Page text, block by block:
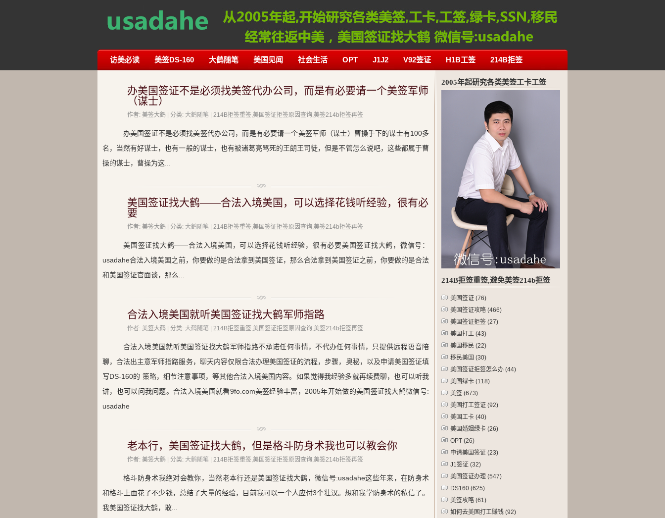
访美必读 美签DS-160 大鹤随笔 美国见闻 社会生活 OPT J1J2 V92签证 H1B工签 214B拒签
办美国签证不是必须找美签代办公司，而是有必要请一个美签军师
（谋士）
作者: 美签大鹤 | 分类: 大鹤随笔 | 214B拒签重签,美国签证拒签原因查询,美签214b拒签再签
办美国签证不是必须找美签代办公司，而是有必要请一个美签军师（谋士）曹操手下的谋士有100多
名，当然有好谋士，也有一般的谋士，也有被诸葛亮骂死的王朗王司徒，但是不管怎么说吧，这些都属于曹
操的谋士，曹操为这...
美国签证找大鹤——合法入境美国，可以选择花钱听经验，很有必
要
作者: 美签大鹤 | 分类: 大鹤随笔 | 214B拒签重签,美国签证拒签原因查询,美签214b拒签再签
美国签证找大鹤——合法入境美国，可以选择花钱听经验，很有必要美国签证找大鹤，微信号：
usadahe合法入境美国之前，你要做的是合法拿到美国签证，那么合法拿到美国签证之前，你要做的是合法
和美国签证官面谈，那么...
合法入境美国就听美国签证找大鹤军师指路
作者: 美签大鹤 | 分类: 大鹤随笔 | 214B拒签重签,美国签证拒签原因查询,美签214b拒签再签
合法入境美国就听美国签证找大鹤军师指路不承诺任何事情，不代办任何事情，只提供远程语音陪
聊，合法出主意军师指路服务，聊天内容仅限合法办理美国签证的流程，步骤，奥秘，以及申请美国签证填
写DS-160的 策略，细节注意事项，等其他合法入境美国内容。如果觉得我经验多就再续费聊，也可以听我
讲，也可以问我问题。合法入境美国就看9fo.com美签经验丰富，2005年开始做的美国签证找大鹤微信号:
usadahe
老本行，美国签证找大鹤，但是格斗防身术我也可以教会你
作者: 美签大鹤 | 分类: 大鹤随笔 | 214B拒签重签,美国签证拒签原因查询,美签214b拒签再签
格斗防身术我绝对会教你，当然老本行还是美国签证找大鹤，微信号:usadahe这些年来，在防身术
和格斗上面花了不少钱，总结了大量的经验，目前我可以一个人应付3个壮汉。想和我学防身术的私信了。
我美国签证找大鹤，敢...
2005年起研究各类美签工卡工签
214B拒签重签,避免美签214b拒签
美国签证 (76)
美国签证攻略 (466)
美国签证拒签 (27)
美国打工 (43)
美国移民 (22)
移民美国 (30)
美国签证拒签怎么办 (44)
美国绿卡 (118)
美签 (673)
美国打工签证 (92)
美国工卡 (40)
美国婚姻绿卡 (26)
OPT (26)
申请美国签证 (23)
J1签证 (32)
美国签证办理 (547)
DS160 (625)
美签攻略 (61)
如何去美国打工赚钱 (92)